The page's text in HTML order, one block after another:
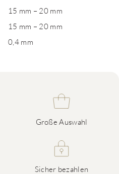
15 mm – 20 mm
15 mm – 20 mm
0,4 mm
Große Auswahl
Sicher bezahlen